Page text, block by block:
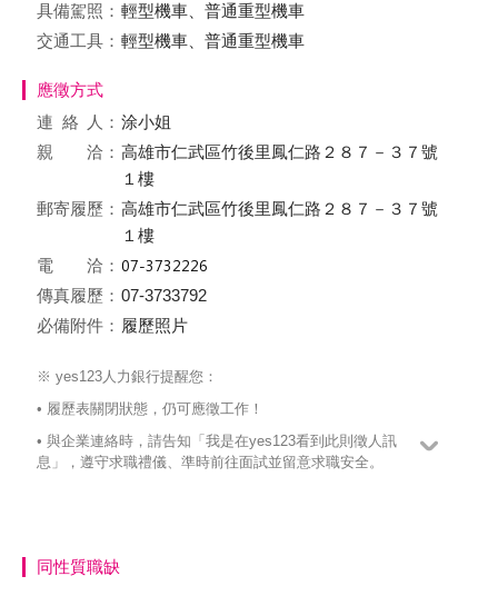
具備駕照： 輕型機車、普通重型機車
交通工具： 輕型機車、普通重型機車
應徵方式
連絡
人： 涂小姐
親 洽： 高雄市仁武區竹後里鳳仁路２８７－３７號
１樓
郵寄履歷： 高雄市仁武區竹後里鳳仁路２８７－３７號
１樓
電 洽：
傳真履歷： 07-3733792
必備附件： 履歷照片
※ yes123人力銀行提醒您：
• 履歷表關閉狀態，仍可應徵工作！
• 與企業連絡時，請告知「我是在yes123看到此則徵人訊
息」，遵守求職禮儀、準時前往面試並留意求職安全。
同性質職缺